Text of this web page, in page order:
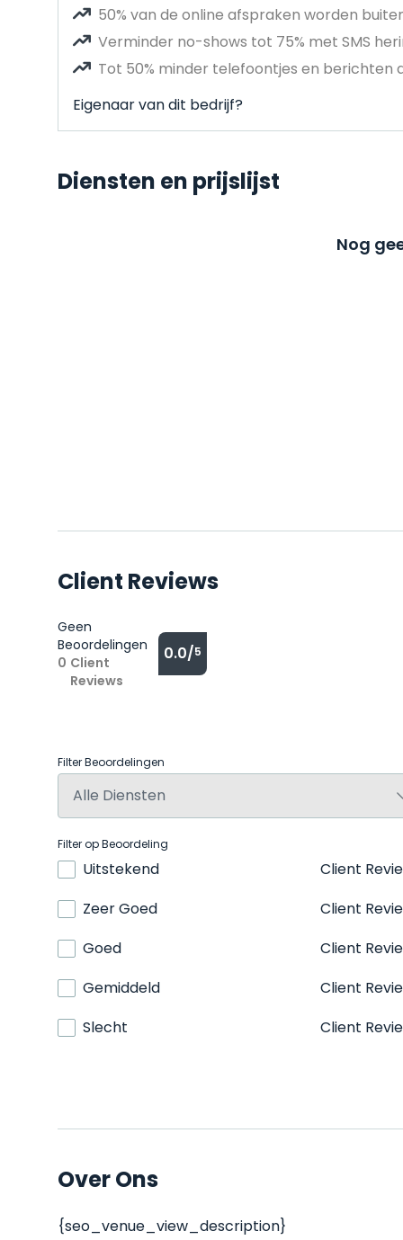
50% van de online afspraken worden
Verminder no-shows tot 75% met SMS
Tot 50% minder telefoontjes en
Eigenaar van dit bedrijf?
Diensten en prijslijst
Nog
Client Reviews
Geen
Beoordelingen
0 Client
Reviews
0.0/5
Filter Beoordelingen
Filter op Beoordeling
Uitstekend
Client
Zeer Goed
Client
Goed
Client
Gemiddeld
Client
Slecht
Client
Over Ons
{seo_venue_view_description}